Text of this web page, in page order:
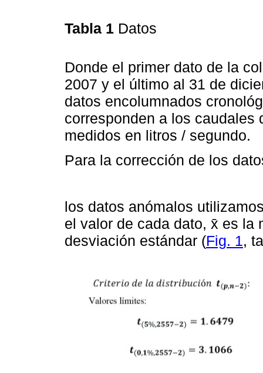
Tabla 1 Datos
Donde el primer dato de la
2007 y el último al 31 de
datos encolumnados
corresponden a los caudales
medidos en litros / segundo.
Para la corrección de los
los datos anómalos
el valor de cada dato, x̄ es
desviación estándar (Fig. 1,